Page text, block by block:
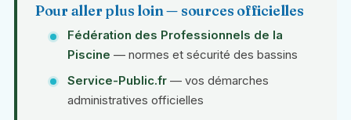
Pour aller plus loin — sources officielles
Fédération des Professionnels de la
Piscine — normes et sécurité des bassins
Service-Public.fr — vos démarches
administratives officielles